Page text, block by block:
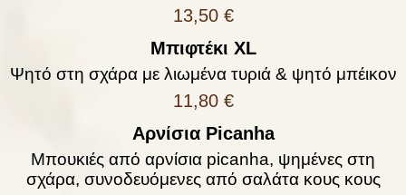
13,50 €
Μπιφτέκι XL
Ψητό στη σχάρα με λιωμένα τυριά & ψητό μπέικον
11,80 €
Αρνίσια Picanha
Μπουκιές από αρνίσια picanha, ψημένες στη
σχάρα, συνοδευόμενες από σαλάτα κους κους